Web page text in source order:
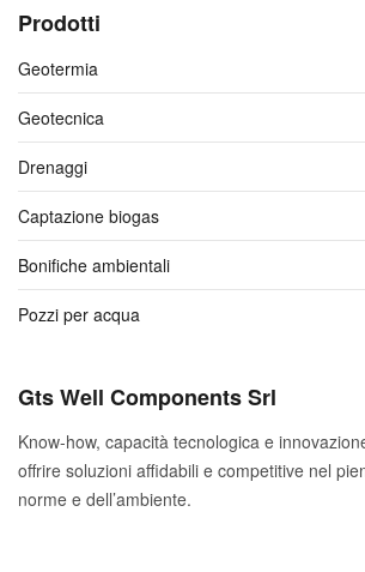
Prodotti
Geotermia
Geotecnica
Drenaggi
Captazione biogas
Bonifiche ambientali
Pozzi per acqua
Gts Well Components Srl
Know-how, capacità tecnologica e
offrire soluzioni affidabili e competitive nel
norme e dell’ambiente.